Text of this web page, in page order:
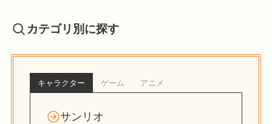
カテゴリ別に探す
キャラクター ゲーム アニメ
サンリオ